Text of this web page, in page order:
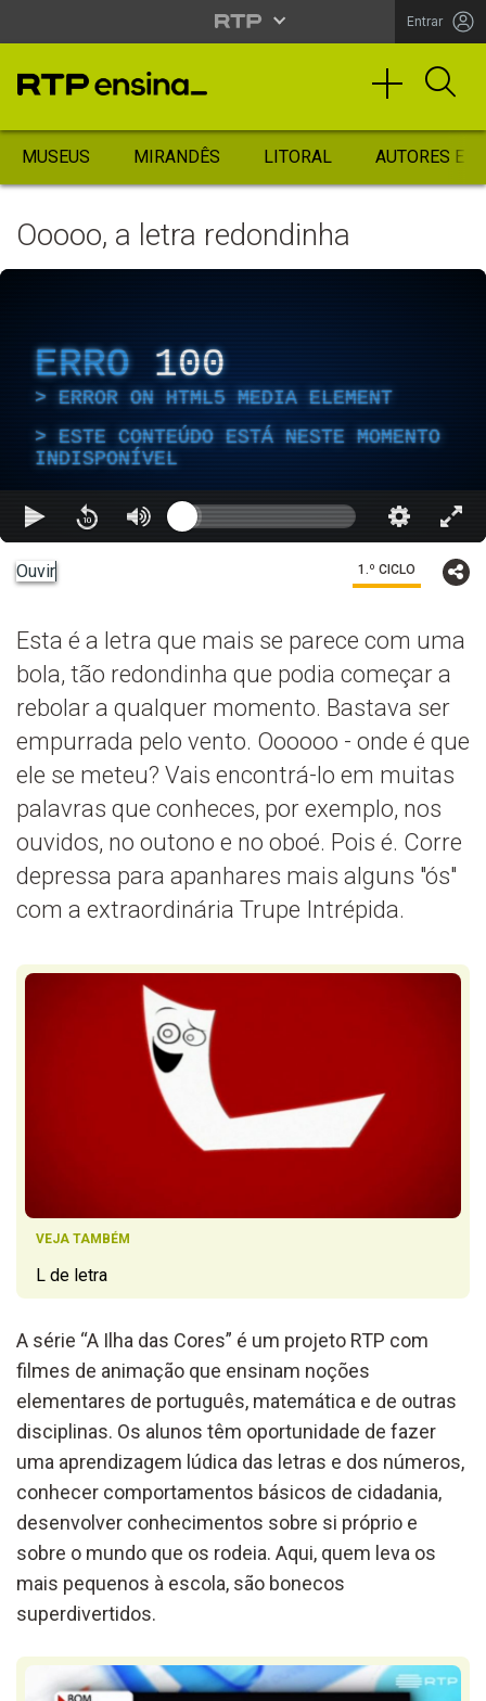
Entrar
MUSEUS MIRANDÊS LITORAL AUTORES
Ooooo, a letra redondinha
ERRO 100
ERROR ON HTML5 MEDIA ELEMENT
ESTE CONTEÚDO ESTÁ NESTE MOMENTO
INDISPONÍVEL
Ouvir 1.º CICLO
Esta é a letra que mais se parece com uma
bola, tão redondinha que podia começar a
rebolar a qualquer momento. Bastava ser
empurrada pelo vento. Oooooo - onde é que
ele se meteu? Vais encontrá-lo em muitas
palavras que conheces, por exemplo, nos
ouvidos, no outono e no oboé. Pois é. Corre
depressa para apanhares mais alguns "ós"
com a extraordinária Trupe Intrépida.
VEJA TAMBÉM
L de letra
A série “A Ilha das Cores” é um projeto RTP com
filmes de animação que ensinam noções
elementares de português, matemática e de outras
disciplinas. Os alunos têm oportunidade de fazer
uma aprendizagem lúdica das letras e dos números,
conhecer comportamentos básicos de cidadania,
desenvolver conhecimentos sobre si próprio e
sobre o mundo que os rodeia. Aqui, quem leva os
mais pequenos à escola, são bonecos
superdivertidos.